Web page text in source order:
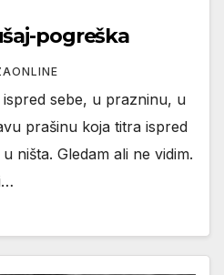
pogreška
sebe, u prazninu, u
prašinu koja titra ispred
ništa. Gledam ali ne vidim.